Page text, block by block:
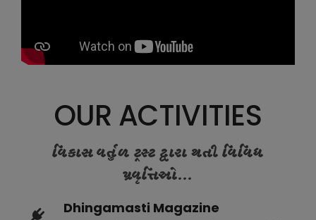
OUR ACTIVITIES
વિકાસ વર્તુળ ટ્રસ્ટ દ્વારા થતી વિવિધ
પ્રવૃત્તિઓ...
Dhingamasti Magazine